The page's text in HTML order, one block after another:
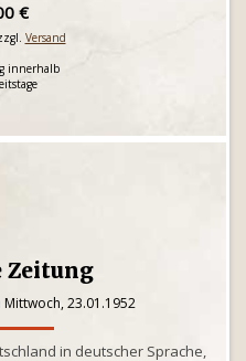
€
Versand
innerhalb
Zeitung
23.01.1952
in deutscher Sprache,